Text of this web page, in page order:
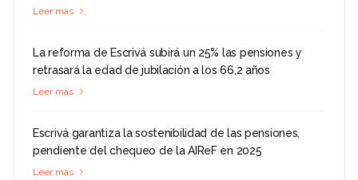
Leer más
La reforma de Escrivá subirá un 25% las pensiones y
retrasará la edad de jubilación a los 66,2 años
Leer más
Escrivá garantiza la sostenibilidad de las pensiones,
pendiente del chequeo de la AIReF en 2025
Leer más